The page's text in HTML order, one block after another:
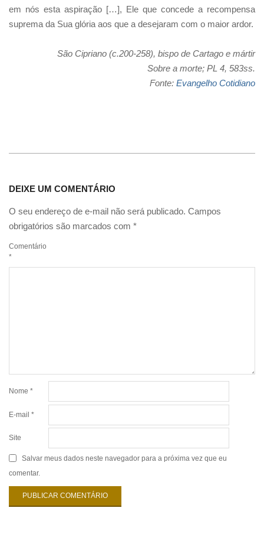
em nós esta aspiração […], Ele que concede a recompensa
suprema da Sua glória aos que a desejaram com o maior ardor.
São Cipriano (c.200-258), bispo de Cartago e mártir
Sobre a morte; PL 4, 583ss.
Fonte: Evangelho Cotidiano
DEIXE UM COMENTÁRIO
O seu endereço de e-mail não será publicado. Campos
obrigatórios são marcados com *
Comentário
*
Nome *
E-mail *
Site
Salvar meus dados neste navegador para a próxima vez que eu
comentar.